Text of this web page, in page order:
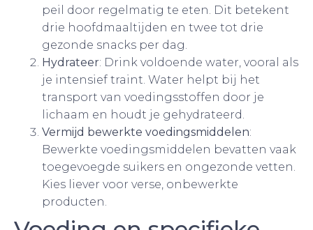
peil door regelmatig te eten. Dit betekent
drie hoofdmaaltijden en twee tot drie
gezonde snacks per dag.
Hydrateer: Drink voldoende water, vooral als
je intensief traint. Water helpt bij het
transport van voedingsstoffen door je
lichaam en houdt je gehydrateerd.
Vermijd bewerkte voedingsmiddelen:
Bewerkte voedingsmiddelen bevatten vaak
toegevoegde suikers en ongezonde vetten.
Kies liever voor verse, onbewerkte
producten.